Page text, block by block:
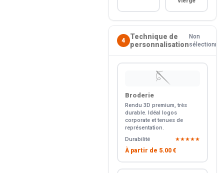
4
Technique de
personnalisation
Non
sélectionné
🪡
Broderie
Rendu 3D premium, très
durable. Idéal logos
corporate et tenues de
représentation.
Durabilité
★★★★★
À partir de 5.00 €